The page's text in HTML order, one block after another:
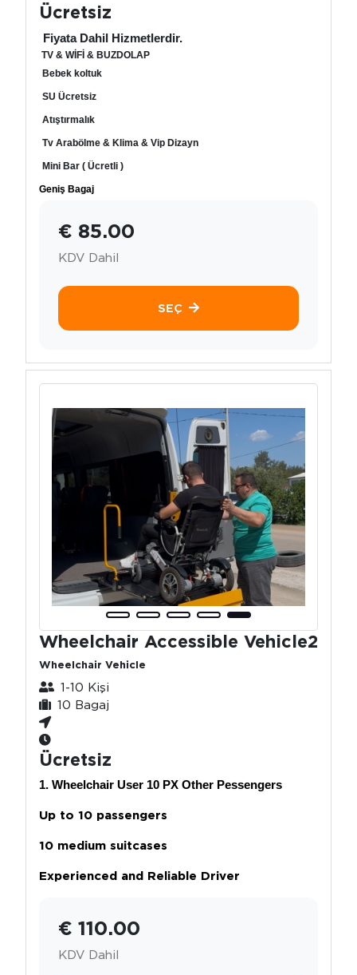
Ücretsiz
Fiyata Dahil Hizmetlerdir.
TV & WİFİ & BUZDOLAP
Bebek koltuk
SU Ücretsiz
Atıştırmalık
Tv Arabölme & Klima & Vip Dizayn
Mini Bar ( Ücretli )
Geniş Bagaj
€ 85.00
KDV Dahil
SEÇ
Wheelchair Accessible Vehicle2
Wheelchair Vehicle
1-10 Kişi
10 Bagaj
Ücretsiz
1. Wheelchair User 10 PX Other Pessengers
Up to 10 passengers
10 medium suitcases
Experienced and Reliable Driver
€ 110.00
KDV Dahil